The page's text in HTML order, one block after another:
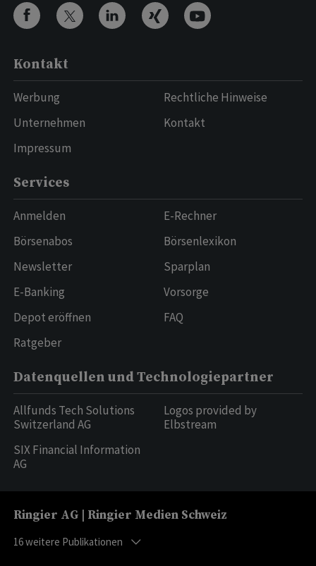
Kontakt
Werbung
Unternehmen
Impressum
Rechtliche Hinweise
Kontakt
Services
Anmelden
Börsenabos
Newsletter
E-Banking
Depot eröffnen
Ratgeber
E-Rechner
Börsenlexikon
Sparplan
Vorsorge
FAQ
Datenquellen und Technologiepartner
Allfunds Tech Solutions
Switzerland AG
SIX Financial Information
AG
Logos provided by
Elbstream
Ringier AG | Ringier Medien Schweiz
16weitere Publikationen